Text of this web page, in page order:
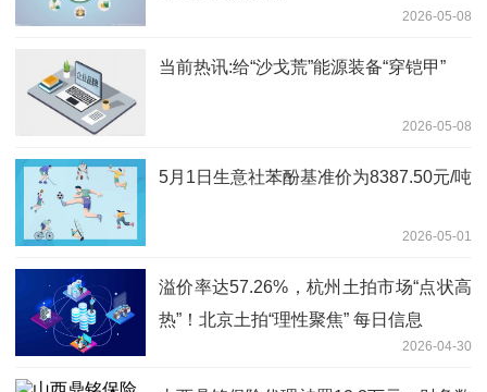
2026-05-08
当前热讯:给“沙戈荒”能源装备“穿铠甲”
2026-05-08
5月1日生意社苯酚基准价为8387.50元/吨
2026-05-01
溢价率达57.26%，杭州土拍市场“点状高
热”！北京土拍“理性聚焦” 每日信息
2026-04-30